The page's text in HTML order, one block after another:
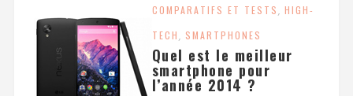
COMPARATIFS ET TESTS, HIGH-
TECH, SMARTPHONES
Quel est le meilleur
smartphone pour
l’année 2014 ?